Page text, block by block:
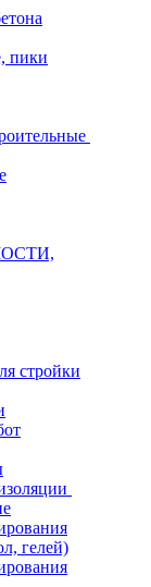
пики
стройки
гелей)